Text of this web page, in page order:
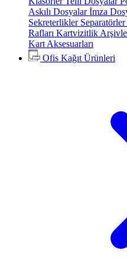
Askılı Dosyalarİmza
Sekreterlikler Separatörler
Rafları Kartvizitlik
Kart Aksesuarları
Ofis Kağıt Ürünleri